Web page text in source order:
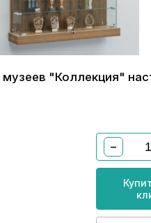
"Коллекция"
−